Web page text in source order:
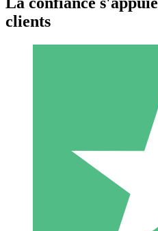
Packs de
Payez à l'utilisation avec des
1
clients